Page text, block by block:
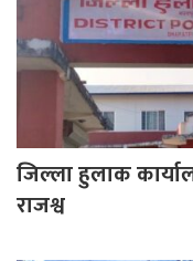
जिल्ला हुलाक
राजश्व